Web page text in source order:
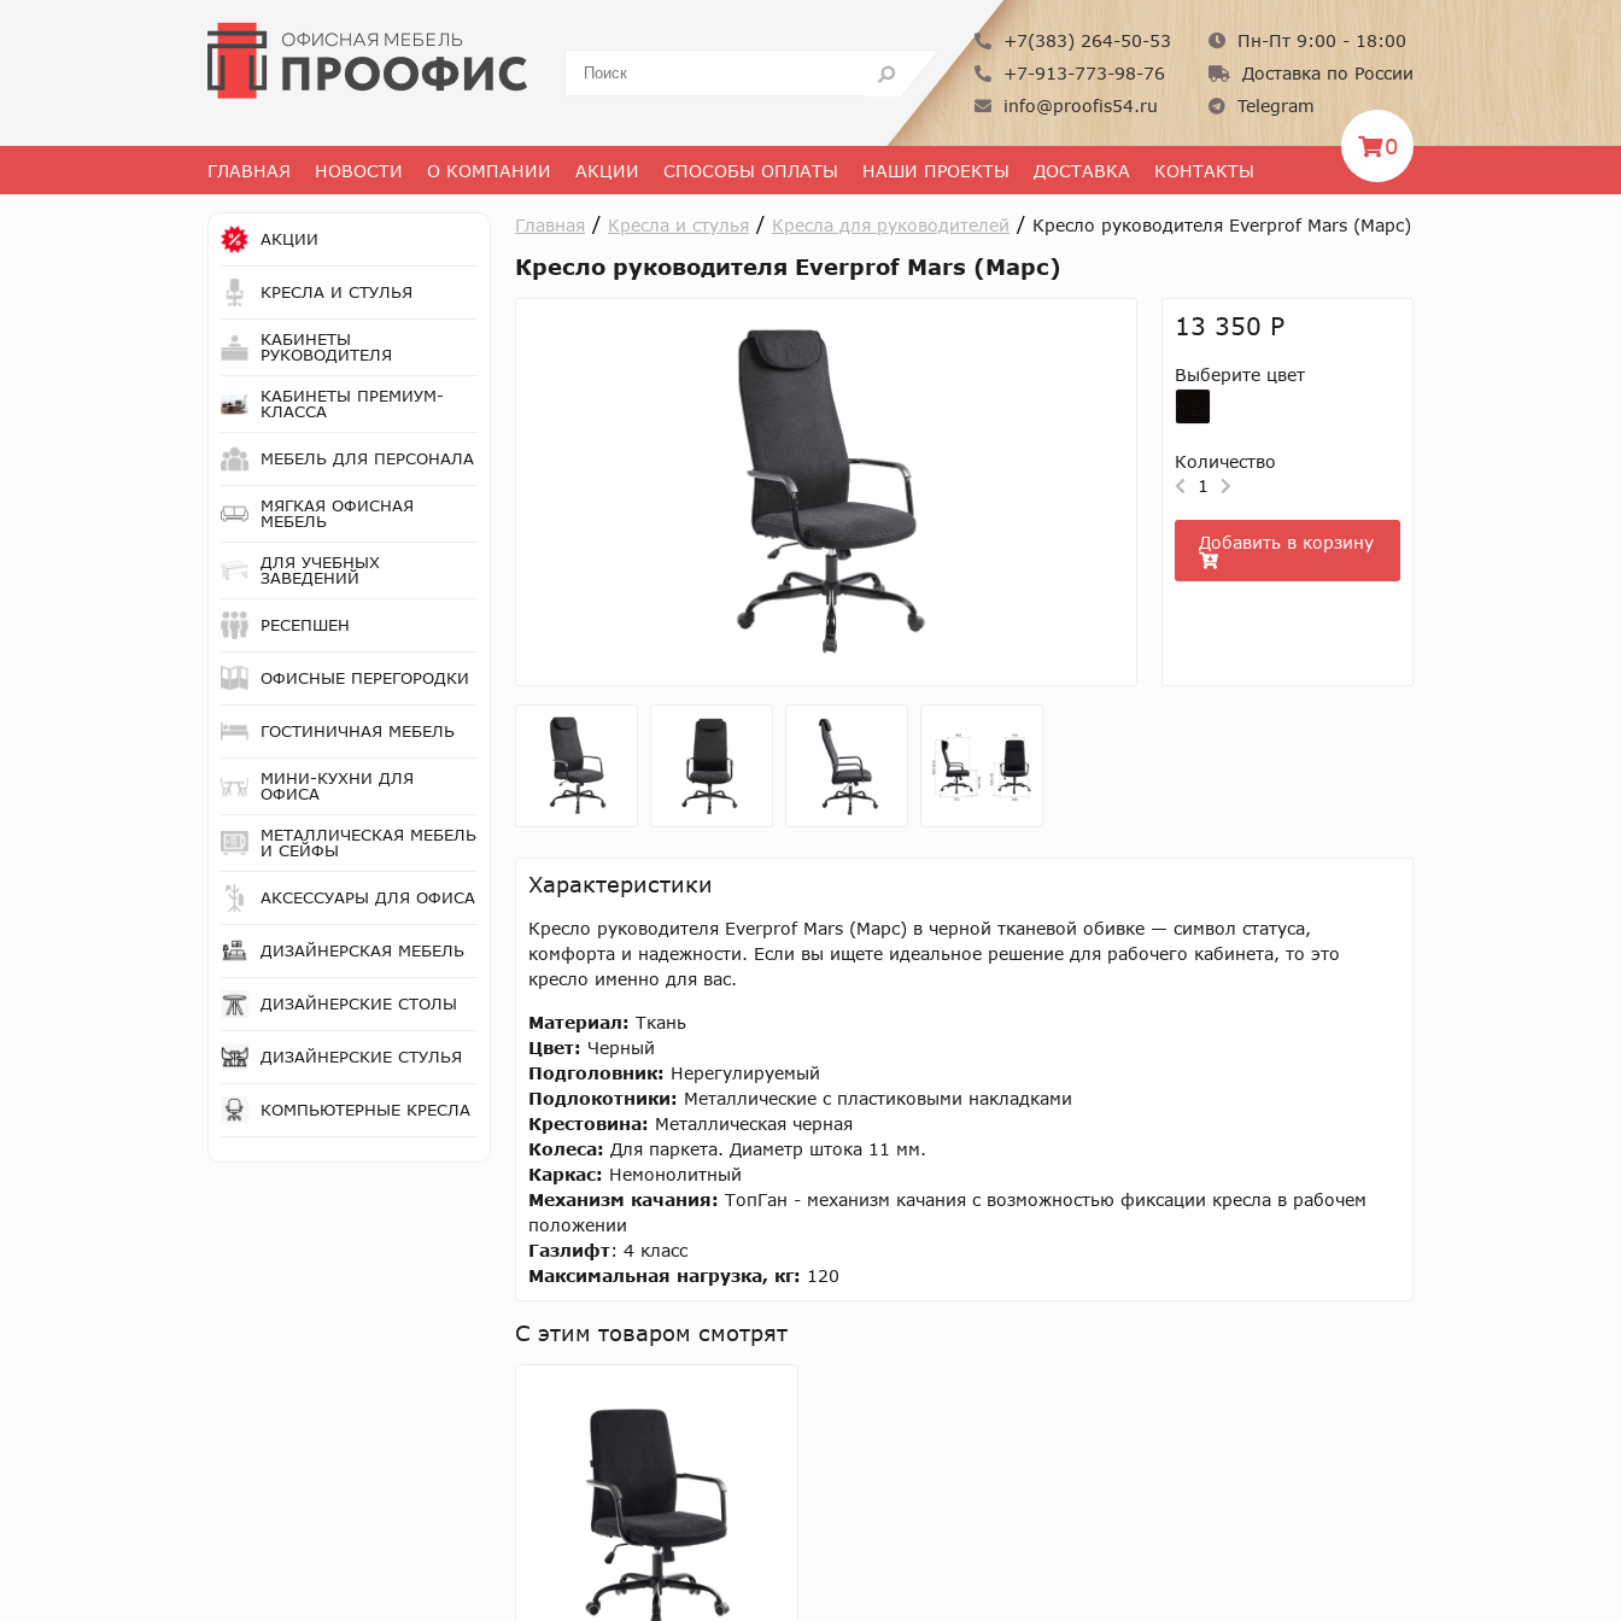
+7(383) 264-50-53
+7-913-773-98-76
info@proofis54.ru
Пн-Пт 9:00 - 18:00
Доставка по России
Telegram
ГЛАВНАЯ НОВОСТИ О КОМПАНИИ АКЦИИ СПОСОБЫ ОПЛАТЫ НАШИ ПРОЕКТЫ ДОСТАВКА КОНТАКТЫ
0
АКЦИИ
КРЕСЛА И СТУЛЬЯ
КАБИНЕТЫ
РУКОВОДИТЕЛЯ
КАБИНЕТЫ ПРЕМИУМ-
КЛАССА
МЕБЕЛЬ ДЛЯ ПЕРСОНАЛА
МЯГКАЯ ОФИСНАЯ
МЕБЕЛЬ
ДЛЯ УЧЕБНЫХ
ЗАВЕДЕНИЙ
РЕСЕПШЕН
ОФИСНЫЕ ПЕРЕГОРОДКИ
ГОСТИНИЧНАЯ МЕБЕЛЬ
МИНИ-КУХНИ ДЛЯ
ОФИСА
МЕТАЛЛИЧЕСКАЯ МЕБЕЛЬ
И СЕЙФЫ
АКСЕССУАРЫ ДЛЯ ОФИСА
ДИЗАЙНЕРСКАЯ МЕБЕЛЬ
ДИЗАЙНЕРСКИЕ СТОЛЫ
ДИЗАЙНЕРСКИЕ СТУЛЬЯ
КОМПЬЮТЕРНЫЕ КРЕСЛА
Главная / Кресла и стулья / Кресла для руководителей / Кресло руководителя Everprof Mars (Марс)
Кресло руководителя Everprof Mars (Марс)
13 350 Р
Выберите цвет
Количество
1
Добавить в корзину
Характеристики
Кресло руководителя Everprof Mars (Марс) в черной тканевой обивке — символ статуса,
комфорта и надежности. Если вы ищете идеальное решение для рабочего кабинета, то это
кресло именно для вас.
Материал: Ткань
Цвет: Черный
Подголовник: Нерегулируемый
Подлокотники: Металлические с пластиковыми накладками
Крестовина: Металлическая черная
Колеса: Для паркета. Диаметр штока 11 мм.
Каркас: Немонолитный
Механизм качания: ТопГан - механизм качания с возможностью фиксации кресла в рабочем
положении
Газлифт: 4 класс
Максимальная нагрузка, кг: 120
С этим товаром смотрят